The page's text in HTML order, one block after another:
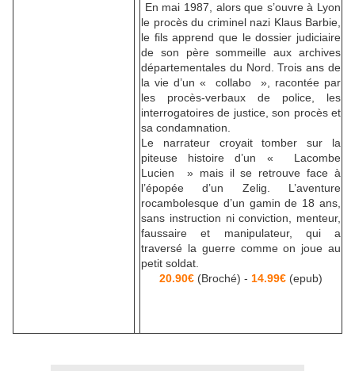
En mai 1987, alors que s’ouvre à Lyon
le procès du criminel nazi Klaus Barbie,
le fils apprend que le dossier judiciaire
de son père sommeille aux archives
départementales du Nord. Trois ans de
la vie d’un « collabo », racontée par
les procès-verbaux de police, les
interrogatoires de justice, son procès et
sa condamnation.
Le narrateur croyait tomber sur la
piteuse histoire d’un « Lacombe
Lucien » mais il se retrouve face à
l’épopée d’un Zelig. L’aventure
rocambolesque d’un gamin de 18 ans,
sans instruction ni conviction, menteur,
faussaire et manipulateur, qui a
traversé la guerre comme on joue au
petit soldat.
20.90€ (Broché) - 14.99€ (epub)